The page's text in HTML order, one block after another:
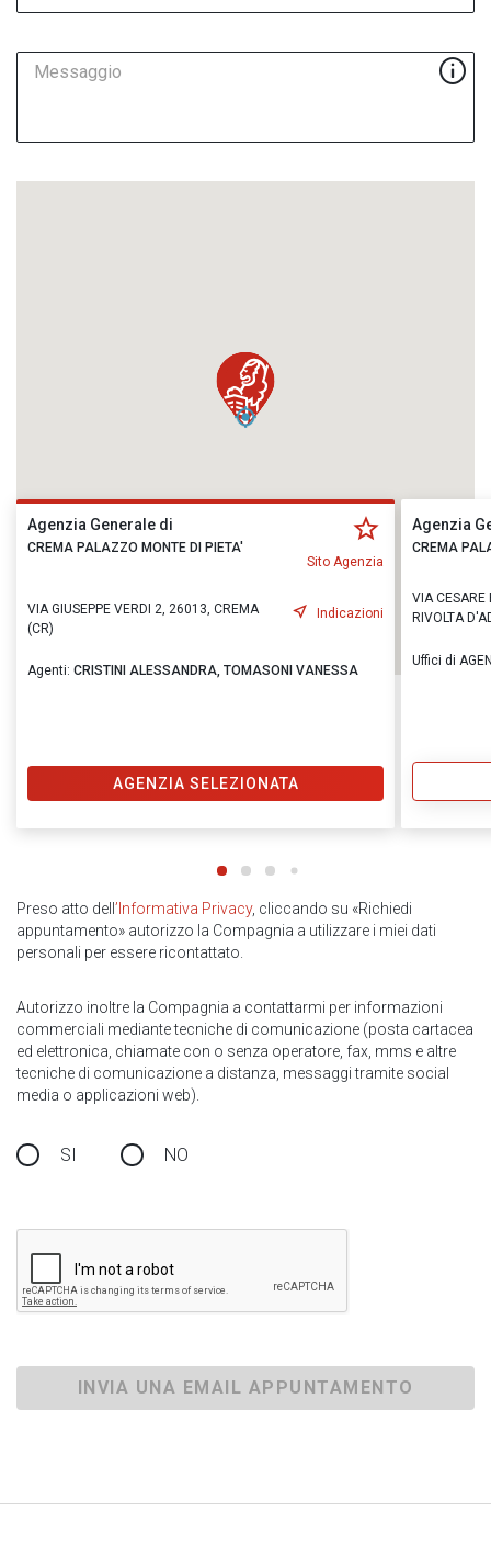
Messaggio
Agenzia Generale di
CREMA PALAZZO MONTE DI PIETA'
Sito Agenzia
VIA GIUSEPPE VERDI 2, 26013, CREMA
(CR)
Indicazioni
Agenti: CRISTINI ALESSANDRA, TOMASONI VANESSA
AGENZIA SELEZIONATA
Agenzia
CREMA
VIA
RIVOLTA
Uffici di
Preso atto dell ’Informativa Privacy, cliccando su «Richiedi
appuntamento» autorizzo la Compagnia a utilizzare i miei dati
personali per essere ricontattato.
Autorizzo inoltre la Compagnia a contattarmi per informazioni
commerciali mediante tecniche di comunicazione (posta cartacea
ed elettronica, chiamate con o senza operatore, fax, mms e altre
tecniche di comunicazione a distanza, messaggi tramite social
media o applicazioni web).
SI NO
INVIA UNA EMAIL APPUNTAMENTO